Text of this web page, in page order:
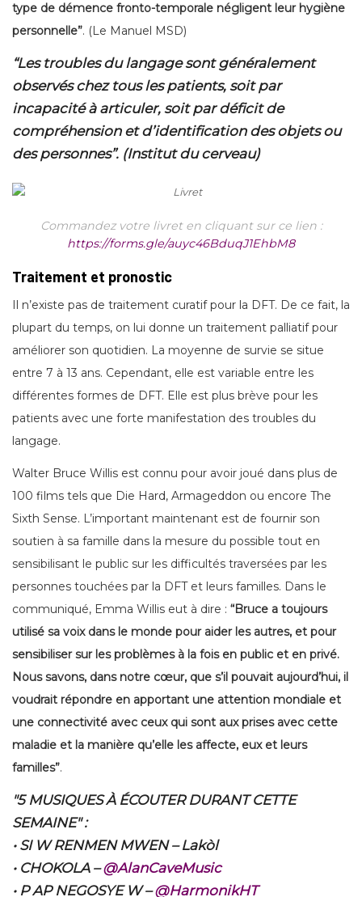
type de démence fronto-temporale négligent leur hygiène
personnelle”. (Le Manuel MSD)
“Les troubles du langage sont généralement
observés chez tous les patients, soit par
incapacité à articuler, soit par déficit de
compréhension et d’identification des objets ou
des personnes”. (Institut du cerveau)
Commandez votre livret en cliquant sur ce lien :
https://forms.gle/auyc46BduqJ1EhbM8
Traitement et pronostic
Il n’existe pas de traitement curatif pour la DFT. De ce fait, la
plupart du temps, on lui donne un traitement palliatif pour
améliorer son quotidien. La moyenne de survie se situe
entre 7 à 13 ans. Cependant, elle est variable entre les
différentes formes de DFT. Elle est plus brève pour les
patients avec une forte manifestation des troubles du
langage.
Walter Bruce Willis est connu pour avoir joué dans plus de
100 films tels que Die Hard, Armageddon ou encore The
Sixth Sense. L’important maintenant est de fournir son
soutien à sa famille dans la mesure du possible tout en
sensibilisant le public sur les difficultés traversées par les
personnes touchées par la DFT et leurs familles. Dans le
communiqué, Emma Willis eut à dire : “Bruce a toujours
utilisé sa voix dans le monde pour aider les autres, et pour
sensibiliser sur les problèmes à la fois en public et en privé.
Nous savons, dans notre cœur, que s’il pouvait aujourd’hui, il
voudrait répondre en apportant une attention mondiale et
une connectivité avec ceux qui sont aux prises avec cette
maladie et la manière qu’elle les affecte, eux et leurs
familles”.
"5 MUSIQUES À ÉCOUTER DURANT CETTE
SEMAINE" :
• SI W RENMEN MWEN – Lakòl
• CHOKOLA –@AlanCaveMusic
• P AP NEGOSYE W –@HarmonikHT